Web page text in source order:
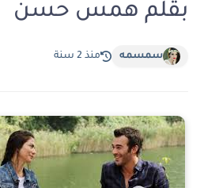
بقلم همس حسن
سمسمه منذ 2 سنة